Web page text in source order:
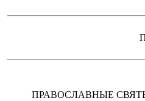
ПРАВОСЛАВНЫЕ